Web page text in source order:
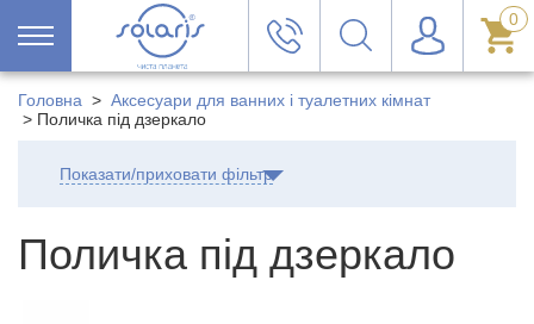
0
Головна > Аксесуари для ванних і туалетних кімнат
> Поличка під дзеркало
Показати/приховати фільтр
Поличка під дзеркало